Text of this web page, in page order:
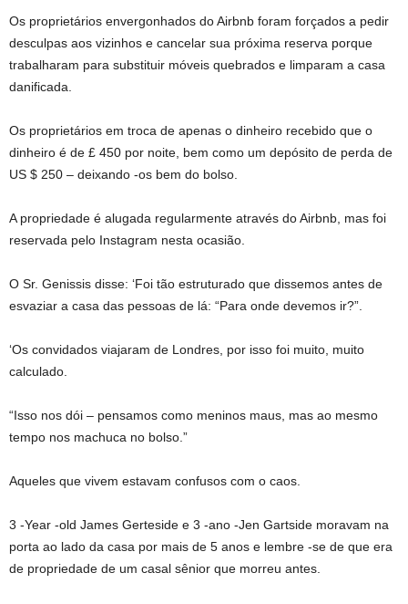
Os proprietários envergonhados do Airbnb foram forçados a pedir
desculpas aos vizinhos e cancelar sua próxima reserva porque
trabalharam para substituir móveis quebrados e limparam a casa
danificada.
Os proprietários em troca de apenas o dinheiro recebido que o
dinheiro é de £ 450 por noite, bem como um depósito de perda de
US $ 250 – deixando -os bem do bolso.
A propriedade é alugada regularmente através do Airbnb, mas foi
reservada pelo Instagram nesta ocasião.
O Sr. Genissis disse: ‘Foi tão estruturado que dissemos antes de
esvaziar a casa das pessoas de lá: “Para onde devemos ir?”.
‘Os convidados viajaram de Londres, por isso foi muito, muito
calculado.
“Isso nos dói – pensamos como meninos maus, mas ao mesmo
tempo nos machuca no bolso.”
Aqueles que vivem estavam confusos com o caos.
3 -Year -old James Gerteside e 3 -ano -Jen Gartside moravam na
porta ao lado da casa por mais de 5 anos e lembre -se de que era
de propriedade de um casal sênior que morreu antes.